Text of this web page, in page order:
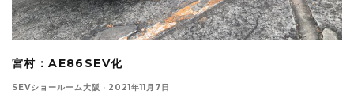
宮村：AE86SEV化
SEVショールーム大阪 · 2021年11月7日